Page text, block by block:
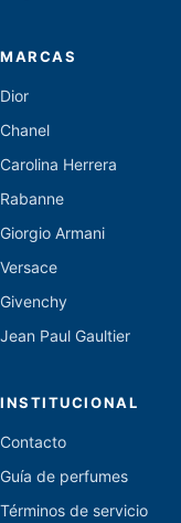
MARCAS
Dior
Chanel
Carolina Herrera
Rabanne
Giorgio Armani
Versace
Givenchy
Jean Paul Gaultier
INSTITUCIONAL
Contacto
Guía de perfumes
Términos de servicio